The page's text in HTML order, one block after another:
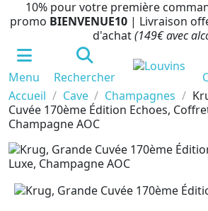
10% pour votre première
promo BIENVENUE10 | Livraison
d'achat(149€ avec
Menu Rechercher
Accueil
Cave Champagnes
Cuvée 170ème Édition Echoes,
Champagne AOC